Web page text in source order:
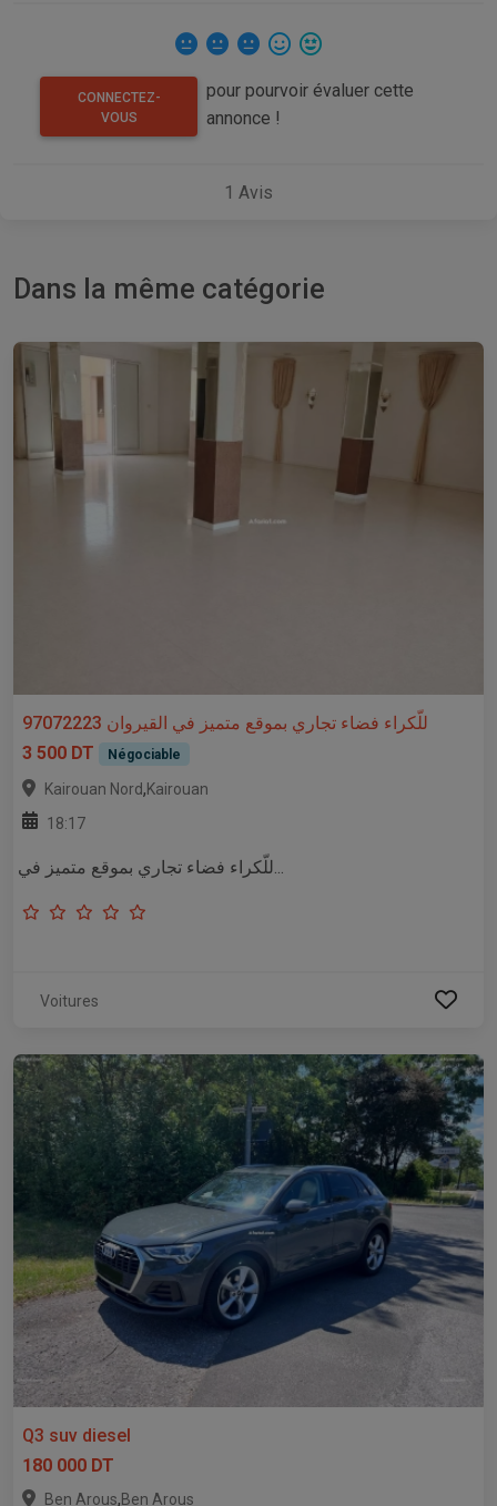
CONNECTEZ-
VOUS
pour pourvoir évaluer cette
annonce !
1 Avis
Dans la même catégorie
للّكراء فضاء تجاري بموقع متميز في القيروان 97072223
3 500 DT
Négociable
Kairouan Nord,Kairouan
18:17
Voitures
Q3 suv diesel
180 000 DT
Ben Arous,Ben Arous